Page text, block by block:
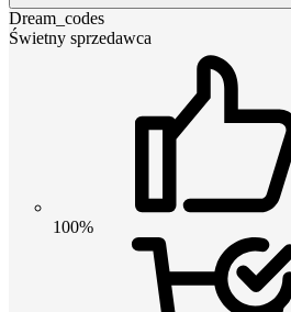
Dream_codes
Świetny sprzedawca
100%